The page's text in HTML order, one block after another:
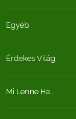
Egyéb
Érdekes Világ
Mi Lenne Ha…